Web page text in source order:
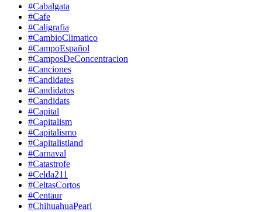
#Cabalgata
#Cafe
#Caligrafia
#CambioClimatico
#CampoEspañol
#CamposDeConcentracion
#Canciones
#Candidates
#Candidatos
#Candidats
#Capital
#Capitalism
#Capitalismo
#Capitalistland
#Carnaval
#Catastrofe
#Celda211
#CeltasCortos
#Centaur
#ChihuahuaPearl